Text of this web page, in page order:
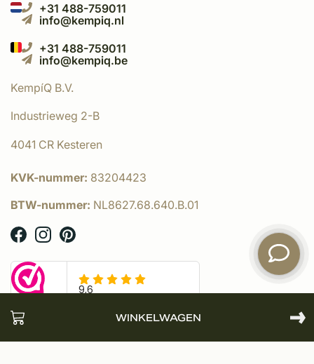
WINKELWAGEN
+31 488-759011
info@kempiq.nl
+31 488-759011
info@kempiq.be
KempíQ B.V.
Industrieweg 2-B
4041 CR Kesteren
KVK-nummer: 83204423
BTW-nummer: NL8627.68.640.B.01